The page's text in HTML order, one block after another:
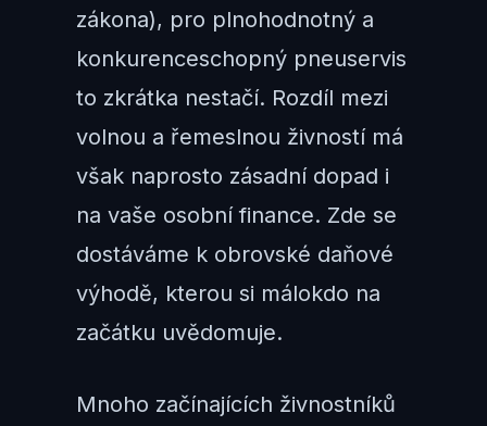
zákona), pro plnohodnotný a
konkurenceschopný pneuservis
to zkrátka nestačí. Rozdíl mezi
volnou a řemeslnou živností má
však naprosto zásadní dopad i
na vaše osobní finance. Zde se
dostáváme k obrovské daňové
výhodě, kterou si málokdo na
začátku uvědomuje.
Mnoho začínajících živnostníků